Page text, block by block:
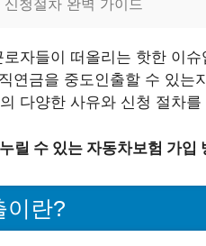
청절차 완벽 가이드
자들이 떠올리는 핫한 이
연금을 중도인출할 수 있는
다양한 사유와 신청 절차
릴 수 있는 자동차보험 가입
이란?